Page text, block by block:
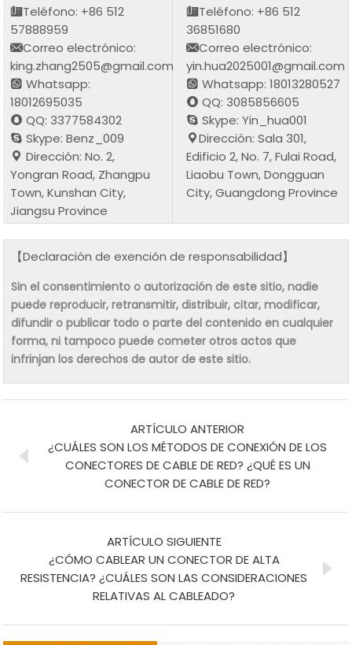
Teléfono: +86 512
57888959
Correo electrónico:
king.zhang2505@gmail.com
Whatsapp:
18012695035
QQ: 3377584302
Skype: Benz_009
Dirección: No. 2,
Yongran Road, Zhangpu
Town, Kunshan City,
Jiangsu Province
Teléfono: +86 512
36851680
Correo electrónico:
yin.hua2025001@gmail.com
Whatsapp: 18013280527
QQ: 3085856605
Skype: Yin_hua001
Dirección: Sala 301,
Edificio 2, No. 7, Fulai Road,
Liaobu Town, Dongguan
City, Guangdong Province
【Declaración de exención de responsabilidad】
Sin el consentimiento o autorización de este sitio, nadie
puede reproducir, retransmitir, distribuir, citar, modificar,
difundir o publicar todo o parte del contenido en cualquier
forma, ni tampoco puede cometer otros actos que
infrinjan los derechos de autor de este sitio.
ARTÍCULO ANTERIOR
¿CUÁLES SON LOS MÉTODOS DE CONEXIÓN DE LOS
CONECTORES DE CABLE DE RED? ¿QUÉ ES UN
CONECTOR DE CABLE DE RED?
ARTÍCULO SIGUIENTE
¿CÓMO CABLEAR UN CONECTOR DE ALTA
RESISTENCIA? ¿CUÁLES SON LAS CONSIDERACIONES
RELATIVAS AL CABLEADO?